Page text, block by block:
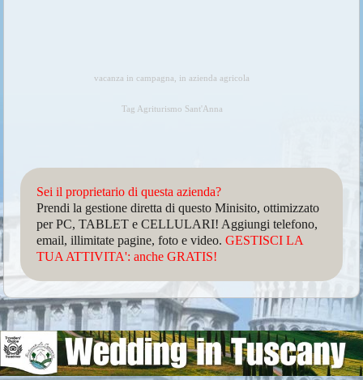
vacanza in campagna, in azienda agricola
Tag Agriturismo Sant'Anna
Sei il proprietario di questa azienda?
Prendi la gestione diretta di questo Minisito, ottimizzato
per PC, TABLET e CELLULARI! Aggiungi telefono,
email, illimitate pagine, foto e video.GESTISCI LA
TUA ATTIVITA': anche GRATIS!